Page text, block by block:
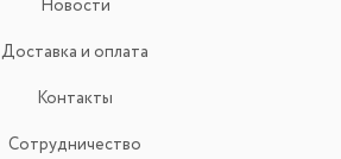
Новости
Доставка и оплата
Контакты
Сотрудничество